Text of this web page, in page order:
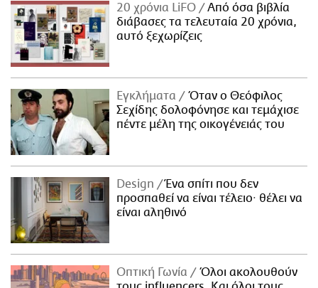
20 χρόνια LiFO
Από όσα βιβλία
διάβασες τα τελευταία 20 χρόνια,
αυτό ξεχωρίζεις
Εγκλήματα
Όταν ο Θεόφιλος
Σεχίδης δολοφόνησε και τεμάχισε
πέντε μέλη της οικογένειάς του
Design
Ένα σπίτι που δεν
προσπαθεί να είναι τέλειο· θέλει να
είναι αληθινό
Οπτική Γωνία
Όλοι ακολουθούν